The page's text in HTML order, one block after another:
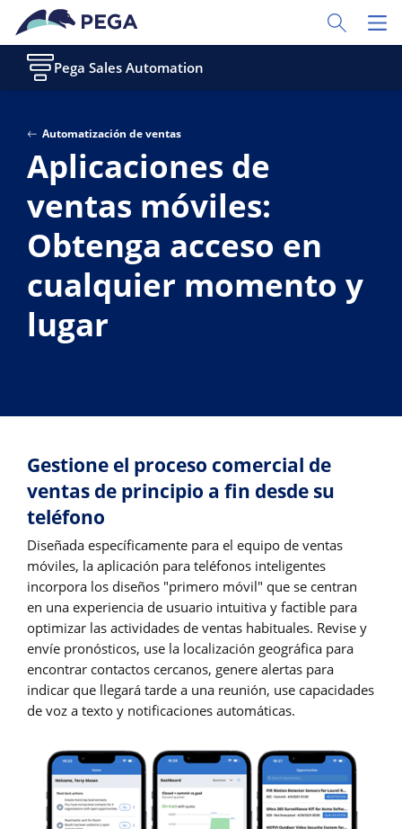
Ir al contenido principal
Toggle
Pega Sales Automation
Automatización de ventas
Aplicaciones de
ventas móviles:
Obtenga acceso en
cualquier momento y
lugar
Gestione el proceso comercial de
ventas de principio a fin desde su
teléfono
Diseñada específicamente para el equipo de ventas
móviles, la aplicación para teléfonos inteligentes
incorpora los diseños "primero móvil" que se centran
en una experiencia de usuario intuitiva y factible para
optimizar las actividades de ventas habituales. Revise y
envíe pronósticos, use la localización geográfica para
encontrar contactos cercanos, genere alertas para
indicar que llegará tarde a una reunión, use capacidades
de voz a texto y notificaciones automáticas.